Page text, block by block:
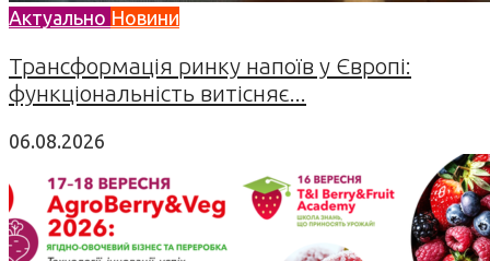
Актуально Новини
Трансформація ринку напоїв у Європі:
функціональність витісняє...
06.08.2026